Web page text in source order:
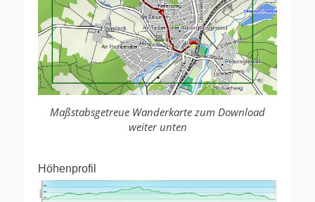
Maßstabsgetreue Wanderkarte zum Download
weiter unten
Höhenprofil